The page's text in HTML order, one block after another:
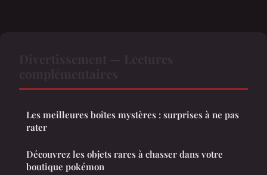
Les meilleures boîtes mystères : surprises à ne pas
rater
Découvrez les objets rares à chasser dans votre
boutique pokémon